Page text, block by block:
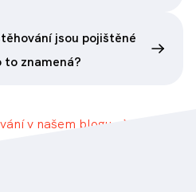
jsou pojištěné
to znamená?
v našem blogu